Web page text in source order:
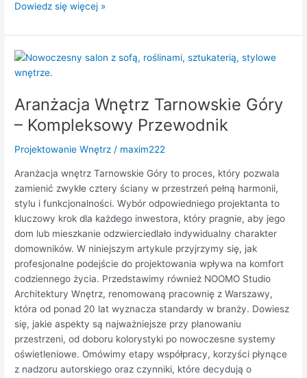
Dowiedz się więcej »
Aranżacja Wnętrz Tarnowskie Góry
– Kompleksowy Przewodnik
Projektowanie Wnętrz / maxim222
Aranżacja wnętrz Tarnowskie Góry to proces, który pozwala
zamienić zwykłe cztery ściany w przestrzeń pełną harmonii,
stylu i funkcjonalności. Wybór odpowiedniego projektanta to
kluczowy krok dla każdego inwestora, który pragnie, aby jego
dom lub mieszkanie odzwierciedlało indywidualny charakter
domowników. W niniejszym artykule przyjrzymy się, jak
profesjonalne podejście do projektowania wpływa na komfort
codziennego życia. Przedstawimy również NOOMO Studio
Architektury Wnętrz, renomowaną pracownię z Warszawy,
która od ponad 20 lat wyznacza standardy w branży. Dowiesz
się, jakie aspekty są najważniejsze przy planowaniu
przestrzeni, od doboru kolorystyki po nowoczesne systemy
oświetleniowe. Omówimy etapy współpracy, korzyści płynące
z nadzoru autorskiego oraz czynniki, które decydują o
Aranżacja
Wnętrz
Góry
Kompleksowy
Przewodnik